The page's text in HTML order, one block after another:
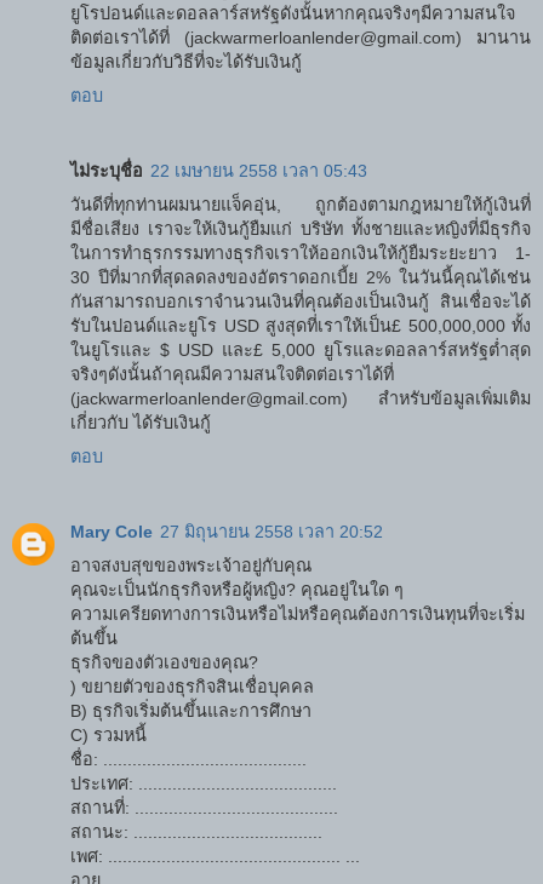
ยูโรปอนด์และดอลลาร์สหรัฐดังนั้นหากคุณจริงๆมีความสนใจ
ติดต่อเราได้ที่ (jackwarmerloanlender@gmail.com) มานาน
ข้อมูลเกี่ยวกับวิธีที่จะได้รับเงินกู้
ตอบ
ไม่ระบุชื่อ 22 เมษายน 2558 เวลา 05:43
วันดีที่ทุกท่านผมนายแจ็คอุ่น, ถูกต้องตามกฎหมายให้กู้เงินที่
มีชื่อเสียง เราจะให้เงินกู้ยืมแก่ บริษัท ทั้งชายและหญิงที่มีธุรกิจ
ในการทำธุรกรรมทางธุรกิจเราให้ออกเงินให้กู้ยืมระยะยาว 1-
30 ปีที่มากที่สุดลดลงของอัตราดอกเบี้ย 2% ในวันนี้คุณได้เช่น
กันสามารถบอกเราจำนวนเงินที่คุณต้องเป็นเงินกู้ สินเชื่อจะได้
รับในปอนด์และยูโร USD สูงสุดที่เราให้เป็น£ 500,000,000 ทั้ง
ในยูโรและ $ USD และ£ 5,000 ยูโรและดอลลาร์สหรัฐต่ำสุด
จริงๆดังนั้นถ้าคุณมีความสนใจติดต่อเราได้ที่
(jackwarmerloanlender@gmail.com) สำหรับข้อมูลเพิ่มเติม
เกี่ยวกับ ได้รับเงินกู้
ตอบ
Mary Cole 27 มิถุนายน 2558 เวลา 20:52
อาจสงบสุขของพระเจ้าอยู่กับคุณ
คุณจะเป็นนักธุรกิจหรือผู้หญิง? คุณอยู่ในใด ๆ
ความเครียดทางการเงินหรือไม่หรือคุณต้องการเงินทุนที่จะเริ่ม
ต้นขึ้น
ธุรกิจของตัวเองของคุณ?
) ขยายตัวของธุรกิจสินเชื่อบุคคล
B) ธุรกิจเริ่มต้นขึ้นและการศึกษา
C) รวมหนี้
ชื่อ: ..........................................
ประเทศ: .........................................
สถานที่: ..........................................
สถานะ: .......................................
เพศ: ................................................ ...